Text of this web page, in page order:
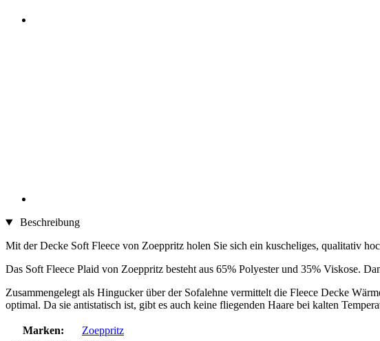
Beschreibung
Mit der Decke Soft Fleece von Zoeppritz holen Sie sich ein kuscheliges, qualitativ
Das Soft Fleece Plaid von Zoeppritz besteht aus 65% Polyester und 35% Viskose.
Zusammengelegt als Hingucker über der Sofalehne vermittelt die Fleece Decke
optimal. Da sie antistatisch ist, gibt es auch keine fliegenden Haare bei kalten
Marken:
Zoeppritz